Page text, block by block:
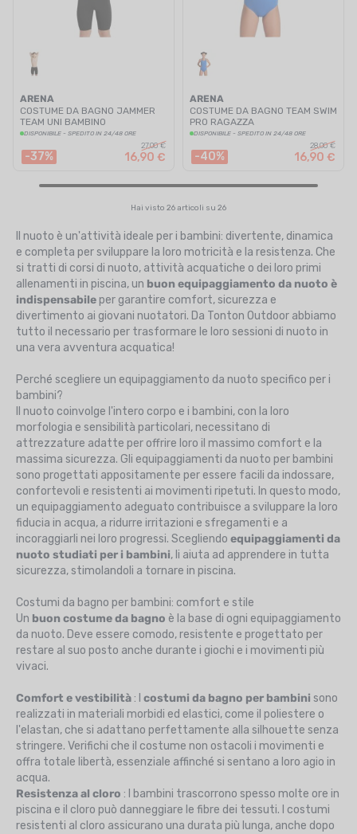
ARENA
COSTUME DA BAGNO JAMMER
TEAM UNI BAMBINO
DISPONIBILE - SPEDITO IN 24/48 ORE
-37%
27,00 €
16,90 €
ARENA
COSTUME DA BAGNO TEAM SWIM
PRO RAGAZZA
DISPONIBILE - SPEDITO IN 24/48 ORE
-40%
28,00 €
16,90 €
Hai visto 26 articoli su 26
Il nuoto è un'attività ideale per i bambini: divertente, dinamica
e completa per sviluppare la loro motricità e la resistenza. Che
si tratti di corsi di nuoto, attività acquatiche o dei loro primi
allenamenti in piscina, un buon equipaggiamento da nuoto è
indispensabile per garantire comfort, sicurezza e
divertimento ai giovani nuotatori. Da Tonton Outdoor abbiamo
tutto il necessario per trasformare le loro sessioni di nuoto in
una vera avventura acquatica!
Perché scegliere un equipaggiamento da nuoto specifico per i
bambini?
Il nuoto coinvolge l'intero corpo e i bambini, con la loro
morfologia e sensibilità particolari, necessitano di
attrezzature adatte per offrire loro il massimo comfort e la
massima sicurezza. Gli equipaggiamenti da nuoto per bambini
sono progettati appositamente per essere facili da indossare,
confortevoli e resistenti ai movimenti ripetuti. In questo modo,
un equipaggiamento adeguato contribuisce a sviluppare la loro
fiducia in acqua, a ridurre irritazioni e sfregamenti e a
incoraggiarli nei loro progressi. Scegliendo equipaggiamenti da
nuoto studiati per i bambini, li aiuta ad apprendere in tutta
sicurezza, stimolandoli a tornare in piscina.
Costumi da bagno per bambini: comfort e stile
Un buon costume da bagno è la base di ogni equipaggiamento
da nuoto. Deve essere comodo, resistente e progettato per
restare al suo posto anche durante i giochi e i movimenti più
vivaci.
Comfort e vestibilità : I costumi da bagno per bambini sono
realizzati in materiali morbidi ed elastici, come il poliestere o
l'elastan, che si adattano perfettamente alla silhouette senza
stringere. Verifichi che il costume non ostacoli i movimenti e
offra totale libertà, essenziale affinché si sentano a loro agio in
acqua.
Resistenza al cloro : I bambini trascorrono spesso molte ore in
piscina e il cloro può danneggiare le fibre dei tessuti. I costumi
resistenti al cloro assicurano una durata più lunga, anche dopo